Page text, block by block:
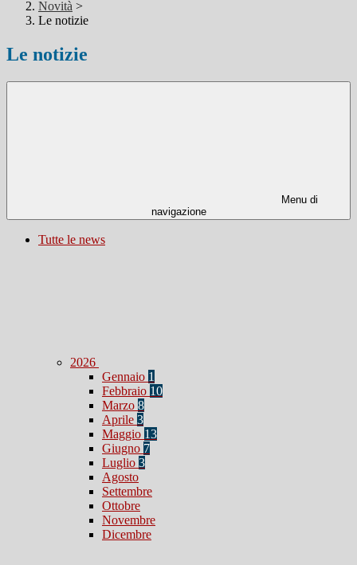
Novità >
Le notizie
Le notizie
Menu di
navigazione
Tutte le news
2026
Gennaio 1
Febbraio 10
Marzo 8
Aprile 3
Maggio 13
Giugno 7
Luglio 3
Agosto
Settembre
Ottobre
Novembre
Dicembre